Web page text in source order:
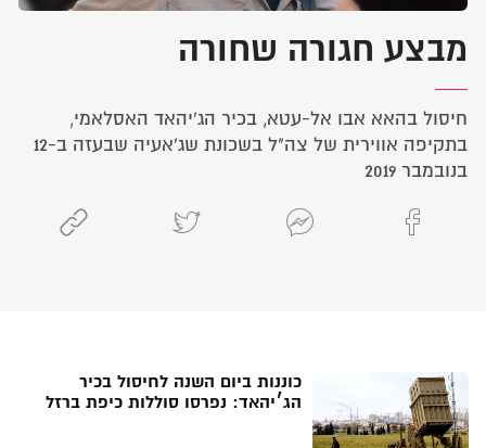
מבצע חגורה שחורה
חיסול בהאא אבו אל-עטא, בכיר הג'יהאד האסלאמי,
בתקיפה אווירית של צה"ל בשכונת שג'אעיה שבעזה ב-12
בנובמבר 2019
כוננות ביום השנה לחיסול בכיר
הג׳יהאד: נפרסו סוללות כיפת ברזל